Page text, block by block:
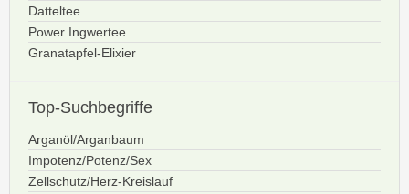
Datteltee
Power Ingwertee
Granatapfel-Elixier
Top-Suchbegriffe
Arganöl/Arganbaum
Impotenz/Potenz/Sex
Zellschutz/Herz-Kreislauf